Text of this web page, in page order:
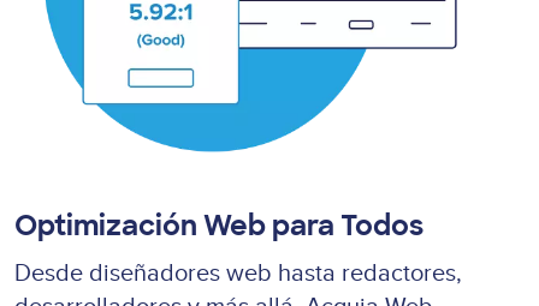
Optimización Web para Todos
Desde diseñadores web hasta redactores,